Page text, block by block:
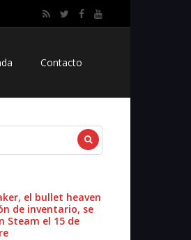
Contacto
el bullet heaven
de inventario, se
Steam el 15 de